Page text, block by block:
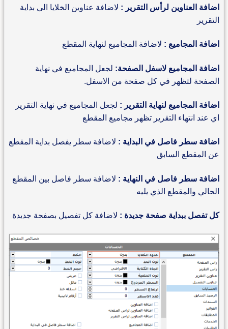
اضافة العناوين لرأس التقرير : لاضافة عناوين الخلايا الى بداية
التقرير
اضافة المجاميع : لاضافة المجاميع لنهاية المقطع
اضافة المجاميع لاسفل الصفحة: لجعل المجاميع في نهاية
الصفحة لتظهر في كل صفحة من الاسفل.
اضافة المجاميع لنهاية التقرير : لجعل المجاميع في نهاية التقرير
اي عند انتهاء التقرير تظهر مجاميع المقطع
اضافة سطر فاصل في البداية : لاضافة سطر يفصل بداية المقطع
عن المقطع السابق
اضافة سطر فاصل في النهاية : لاضافة سطر فاصل بين المقطع
الحالي والمقطع الذي يليه
كل تفصل ببداية صفحة جديدة : لاضافة كل تفصيل بصفحة جديدة